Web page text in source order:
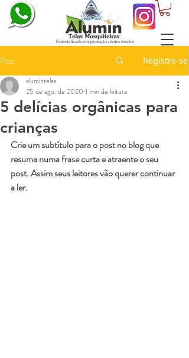
Post Registre-se
5 delícias orgânicas para
crianças
alumintelas
25 de ago. de 2020 1 min de leitura
Crie um subtítulo para o post no blog que
resuma numa frase curta e atraente o seu
post. Assim seus leitores vão querer continuar
a ler.